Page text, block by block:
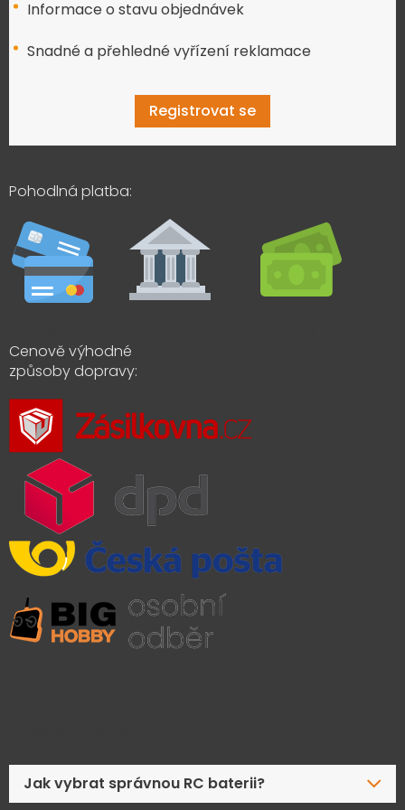
Informace o stavu objednávek
Snadné a přehledné vyřízení reklamace
Registrovat se
Pohodlná platba:
Cenově výhodné
způsoby dopravy:
Jak vybrat správnou RC baterii?